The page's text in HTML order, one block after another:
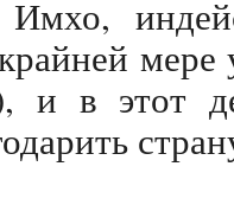
Имхо,
мере
и в этот